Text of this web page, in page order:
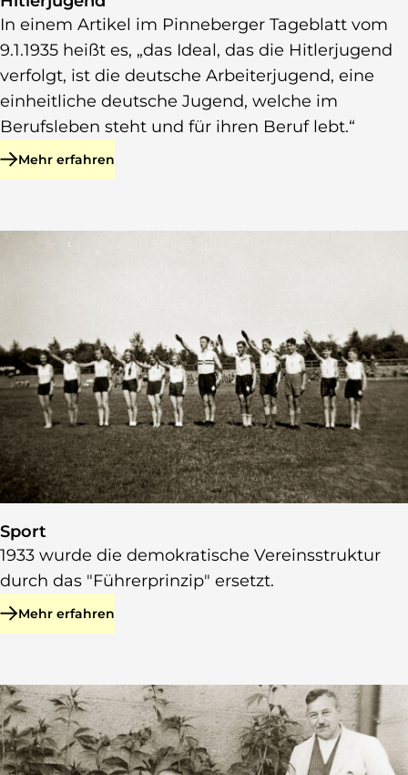
In einem Artikel im Pinneberger Tageblatt vom
9.1.1935 heißt es, „das Ideal, das die Hitlerjugend
verfolgt, ist die deutsche Arbeiterjugend, eine
einheitliche deutsche Jugend, welche im
Berufsleben steht und für ihren Beruf lebt.“
Mehr erfahren
zu Hitlerjugend
Sport
1933 wurde die demokratische Vereinsstruktur
durch das "Führerprinzip" ersetzt.
Mehr erfahren
zu Sport